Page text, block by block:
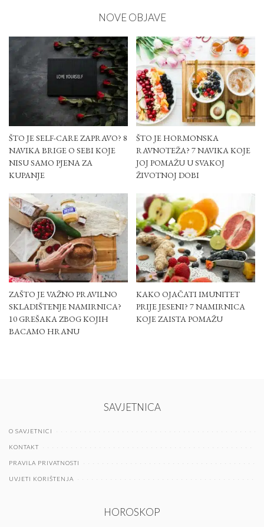
NOVE OBJAVE
ŠTO JE SELF-CARE ZAPRAVO? 8
NAVIKA BRIGE O SEBI KOJE
NISU SAMO PJENA ZA
KUPANJE
ŠTO JE HORMONSKA
RAVNOTEŽA? 7 NAVIKA KOJE
JOJ POMAŽU U SVAKOJ
ŽIVOTNOJ DOBI
ZAŠTO JE VAŽNO PRAVILNO
SKLADIŠTENJE NAMIRNICA?
10 GREŠAKA ZBOG KOJIH
BACAMO HRANU
KAKO OJAČATI IMUNITET
PRIJE JESENI? 7 NAMIRNICA
KOJE ZAISTA POMAŽU
SAVJETNICA
O SAVJETNICI
KONTAKT
PRAVILA PRIVATNOSTI
UVJETI KORIŠTENJA
HOROSKOP